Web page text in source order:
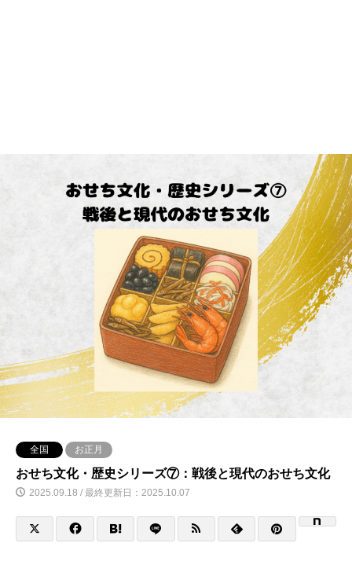
全国 お正月
おせち文化・歴史シリーズ⑦：戦後と現代のおせち文化
2025.09.18 / 最終更新日：2025.10.07